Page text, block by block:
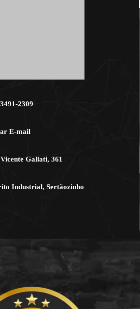
2309
E-mail
Gallati, 361
Industrial, Sertãozinho